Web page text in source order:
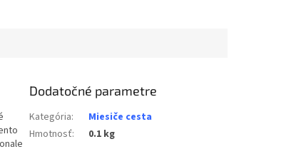
Dodatočné parametre
Kategória:
Miesiče cesta
Hmotnosť: 0.1 kg